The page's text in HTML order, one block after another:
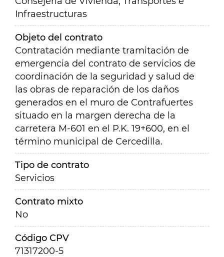
Infraestructuras
Objeto del contrato
Contratación mediante tramitación de
emergencia del contrato de servicios de
coordinación de la seguridad y salud de
las obras de reparación de los daños
generados en el muro de Contrafuertes
situado en la margen derecha de la
carretera M-601 en el P.K. 19+600, en el
término municipal de Cercedilla.
Tipo de contrato
Servicios
Contrato mixto
No
Código CPV
71317200-5